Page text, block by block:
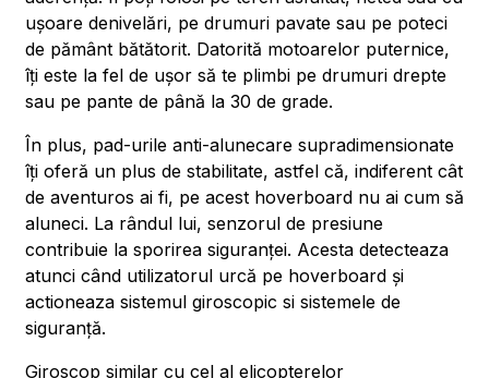
ușoare denivelări, pe drumuri pavate sau pe poteci
de pământ bătătorit. Datorită motoarelor puternice,
îți este la fel de ușor să te plimbi pe drumuri drepte
sau pe pante de până la 30 de grade.
În plus, pad-urile anti-alunecare supradimensionate
îți oferă un plus de stabilitate, astfel că, indiferent cât
de aventuros ai fi, pe acest hoverboard nu ai cum să
aluneci. La rândul lui, senzorul de presiune
contribuie la sporirea siguranței. Acesta detecteaza
atunci când utilizatorul urcă pe hoverboard și
actioneaza sistemul giroscopic si sistemele de
siguranță.
Giroscop similar cu cel al elicopterelor